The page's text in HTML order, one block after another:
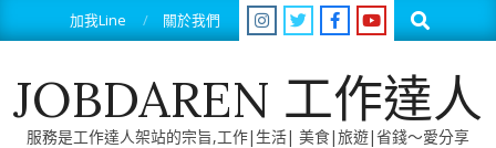
to
加我Line 關於我們 Search
JOBDAREN 工作達人
服務是工作達人架站的宗旨,工作|生活| 美食|旅遊|省錢～愛分享